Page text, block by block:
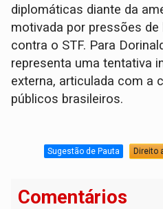
diplomáticas diante da
motivada por pressões
contra o STF. Para
representa uma tentativa
externa, articulada com a
públicos brasileiros.
Sugestão de Pauta Direito
Comentários